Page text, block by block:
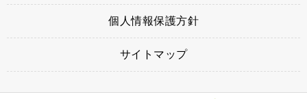
個人情報保護方針
サイトマップ